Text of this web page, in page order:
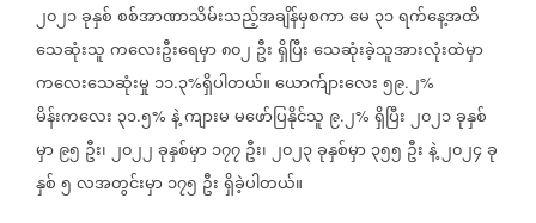
၂၀၂၁ခုနှစ်စစ်အာဏာသိမ်းသည့်အချိန်မှစကာမေ ၃၁ရက်နေ့အထိ
သေဆုံးသူကလေးဦးရေမှာ၈၀၂ ဦးရှိပြီးသေဆုံးခဲ့သူအားလုံးထဲမှာ
ကလေးသေဆုံးမှု ၁၁.၃%ရှိပါတယ်။ယောက်ျားလေး၅၉.၂%
မိန်းကလေး ၃၁.၅% နဲ့ကျားမမဖော်ပြနိုင်သူ ၉.၂% ရှိပြီး၂၀၂၁ခုနှစ်
မှာ၉၅ ဦး၊၂၀၂၂ခုနှစ်မှာ၁၇၇ဦး၊၂၀၂၃ခုနှစ်မှာ၃၅၅ ဦးနဲ့၂၀၂၄ခု
နှစ်၅လအတွင်းမှာ၁၇၅ ဦးရှိခဲ့ပါတယ်။